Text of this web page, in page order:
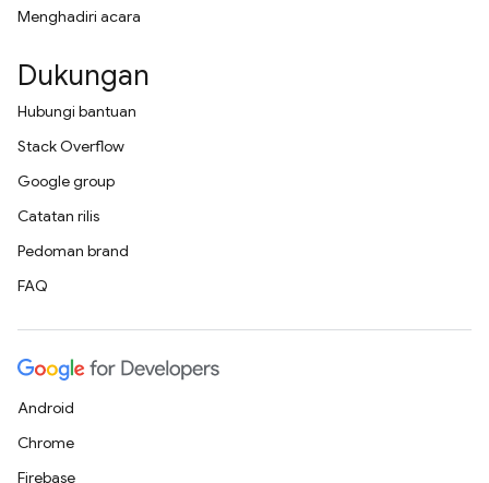
Menghadiri acara
Dukungan
Hubungi bantuan
Stack Overflow
Google group
Catatan rilis
Pedoman brand
FAQ
Android
Chrome
Firebase